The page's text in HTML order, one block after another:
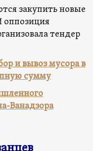
закупить новые
тендер
и вывоз мусора в
сумму
Ванадзора